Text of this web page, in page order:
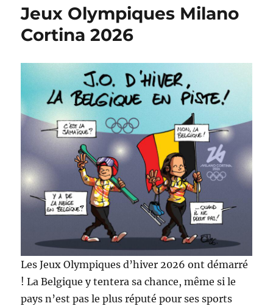
Jeux Olympiques Milano
Cortina 2026
Les Jeux Olympiques d’hiver 2026 ont démarré
! La Belgique y tentera sa chance, même si le
pays n’est pas le plus réputé pour ses sports